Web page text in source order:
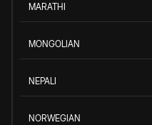
MARATHI
MONGOLIAN
NEPALI
NORWEGIAN